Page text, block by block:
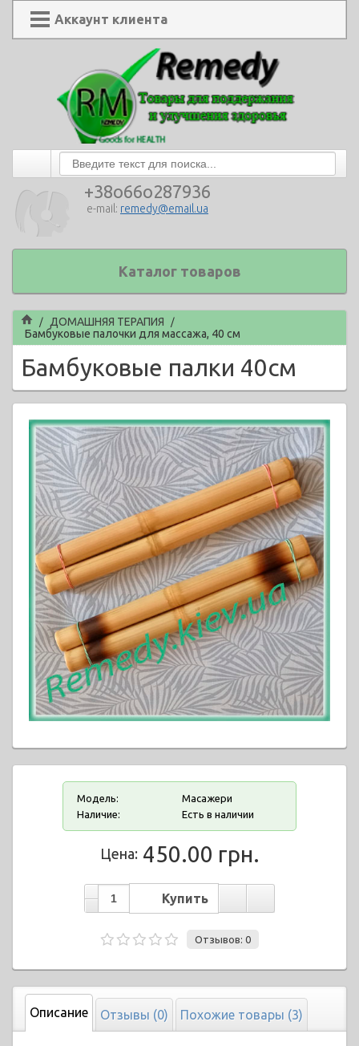
Аккаунт клиента
+38o66o287936
e-mail: remedy@email.ua
Каталог товаров
Главная
/ ДОМАШНЯЯ ТЕРАПИЯ /
Бамбуковые палочки для массажа, 40 см
Бамбуковые палки 40см
Модель:
Масажери
Наличие:
Есть в наличии
Цена: 450.00 грн.
Отзывов: 0
Описание Отзывы (0) Похожие товары (3)